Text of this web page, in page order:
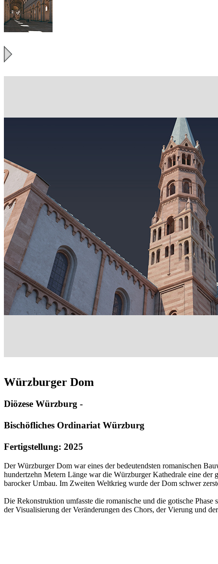
Würzburger Dom
Diözese Würzburg -
Bischöfliches Ordinariat Würzburg
Fertigstellung: 2025
Der Würzburger Dom war eines der bedeutendsten romanischen
hundertzehn Metern Länge war die Würzburger Kathedrale eine
barocker Umbau. Im Zweiten Weltkrieg wurde der Dom schwer
Die Rekonstruktion umfasste die romanische und die gotische
der Visualisierung der Veränderungen des Chors, der Vierung und